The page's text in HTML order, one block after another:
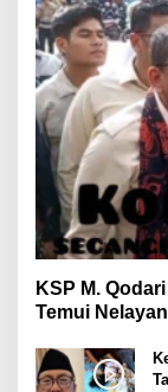
KSP M.
Temui